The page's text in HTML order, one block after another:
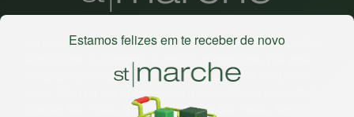
Há mais de 22 anos, o St. Marche busca oferecer a melhor
experiência de compras, a preços competitivos, pra você
comprar tudo o que precisa para seu dia a dia em um só
lugar. Além da loja online temos 31 lojas físicas na capital,
Grande São Paulo, litoral e interior de São Paulo. Vem ser
Estamos felizes em te receber de novo